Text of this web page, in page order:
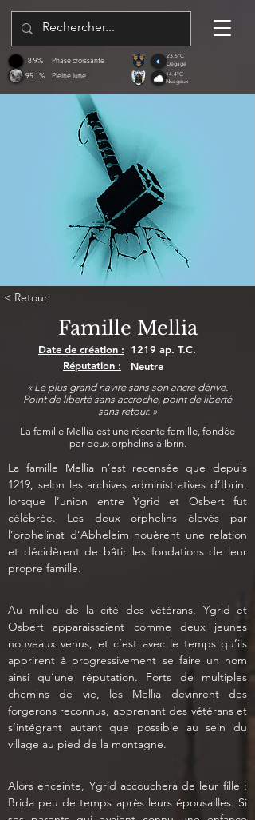
95.1%
8.9%
Pleine lune
Phase croissante
23.6°C
Dégagé
14.4°C
Nuageux
< Retour
Famille Mellia
Date de création :
Réputation :
1219 ap. T.C.
Neutre
« Le plus grand navire sans son ancre dérive.
Point de liberté sans accroche, point de liberté
sans retour. »
La famille Mellia est une récente famille, fondée
par deux orphelins à Ibrin.
La famille Mellia n’est recensée que depuis
1219, selon les archives administratives d’Ibrin,
lorsque l’union entre Ygrid et Osbert fut
célébrée. Les deux orphelins élevés par
l’orphelinat d’Abheleim nouèrent une relation
et décidèrent de bâtir les fondations de leur
propre famille.
Au milieu de la cité des vétérans, Ygrid et
Osbert apparaissaient comme deux jeunes
nouveaux venus, et c’est avec le temps qu’ils
apprirent à progressivement se faire un nom
ainsi qu’une réputation. Forts de multiples
chemins de vie, les Mellia devinrent des
forgerons reconnus, apprenant des vétérans et
s’intégrant autant que possible au sein du
village au pied de la montagne.
Alors enceinte, Ygrid accouchera de leur fille :
Brida peu de temps après leurs épousailles. Si